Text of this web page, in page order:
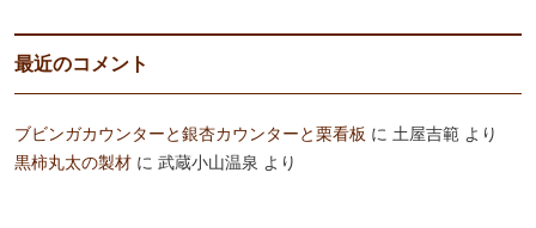
最近のコメント
ブビンガカウンターと銀杏カウンターと栗看板 に 土屋吉範 より
黒柿丸太の製材 に 武蔵小山温泉 より